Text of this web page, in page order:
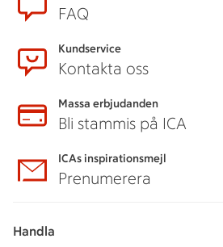
FAQ
Kundservice
Kontakta oss
Massa erbjudanden
Bli stammis på ICA
ICAs inspirationsmejl
Prenumerera
Handla